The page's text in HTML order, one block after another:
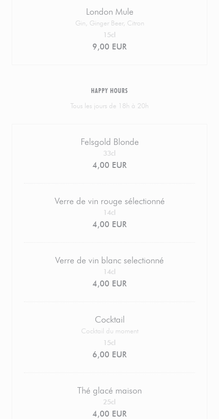
London Mule
Gin, Ginger Beer, Citron
9,00 EUR
15cl
HAPPY HOURS
Tous les jours de 18h à 20h
Felsgold Blonde
4,00 EUR
33cl
Verre de vin rouge sélectionné
4,00 EUR
14cl
Verre de vin blanc selectionné
4,00 EUR
14cl
Cocktail
Cocktail du moment
6,00 EUR
15cl
Thé glacé maison
4,00 EUR
25cl